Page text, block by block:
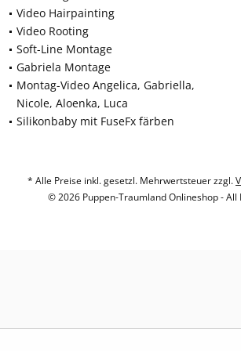
Video Hairpainting
Video Rooting
Soft-Line Montage
Gabriela Montage
Montag-Video Angelica, Gabriella,
Nicole, Aloenka, Luca
Silikonbaby mit FuseFx färben
* Alle Preise inkl. gesetzl. Mehrwertsteuer zzgl.
© 2026 Puppen-Traumland Onlineshop - All